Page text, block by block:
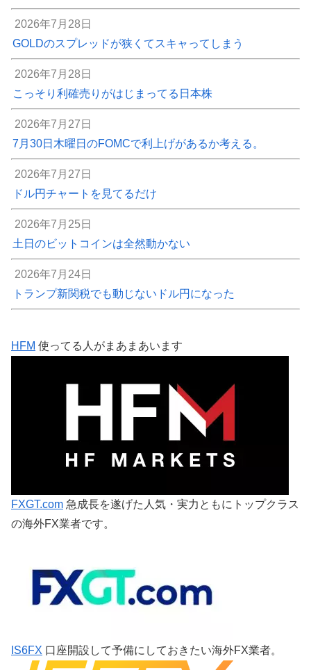
2026年7月28日
GOLDのスプレッドが狭くてスキャってしまう
2026年7月28日
こっそり利確売りがはじまってる日本株
2026年7月27日
7月30日木曜日のFOMCで利上げがあるか考える。
2026年7月27日
ドル円チャートを見てるだけ
2026年7月25日
土日のビットコインは全然動かない
2026年7月24日
トランプ新関税でも動じないドル円になった
HFM 使ってる人がまあまあいます
FXGT.com 急成長を遂げた人気・実力ともにトップクラス
の海外FX業者です。
IS6FX 口座開設して予備にしておきたい海外FX業者。